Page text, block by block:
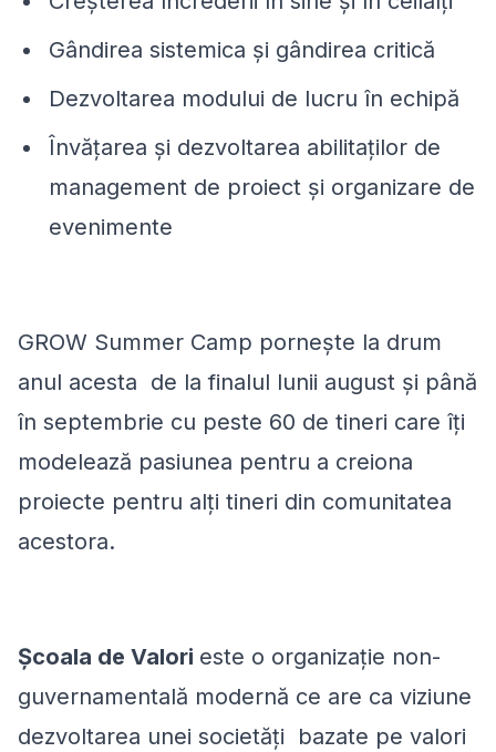
Gândirea sistemica și gândirea critică
Dezvoltarea modului de lucru în echipă
Învățarea și dezvoltarea abilitaților de
management de proiect și organizare de
evenimente
GROW Summer Camp pornește la drum
anul acesta de la finalul lunii august și până
în septembrie cu peste 60 de tineri care îți
modelează pasiunea pentru a creiona
proiecte pentru alți tineri din comunitatea
acestora.
Școala de Valori este o organizație non-
guvernamentală modernă ce are ca viziune
dezvoltarea unei societăţi bazate pe valori